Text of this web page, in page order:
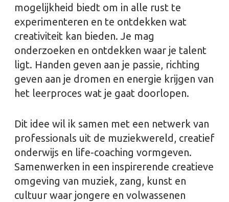
mogelijkheid biedt om in alle rust te
experimenteren en te ontdekken wat
creativiteit kan bieden. Je mag
onderzoeken en ontdekken waar je talent
ligt. Handen geven aan je passie, richting
geven aan je dromen en energie krijgen van
het leerproces wat je gaat doorlopen.
Dit idee wil ik samen met een netwerk van
professionals uit de muziekwereld, creatief
onderwijs en life-coaching vormgeven.
Samenwerken in een inspirerende creatieve
omgeving van muziek, zang, kunst en
cultuur waar jongere en volwassenen